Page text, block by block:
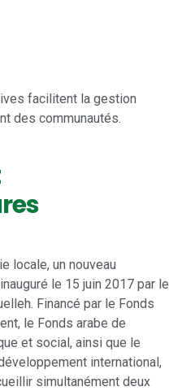
facilitent la gestion
des communautés.
locale, un nouveau
le 15 juin 2017 par le
Financé par le Fonds
le Fonds arabe de
et social, ainsi que le
international,
simultanément deux